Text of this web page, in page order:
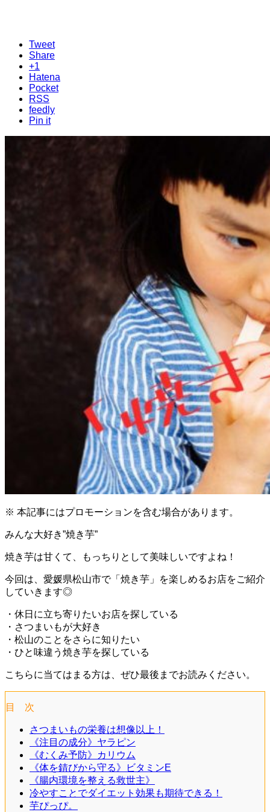
Tweet
Share
+1
Hatena
Pocket
RSS
feedly
Pin it
※ 本記事にはプロモーションを含む場合があります。
みんな大好き”焼き芋”
焼き芋は甘くて、もっちりとして美味しいですよね！
今回は、愛媛県松山市で「焼き芋」を楽しめるお店をご紹介
していきます◎
・休日に立ち寄りたいお店を探している
・さつまいもが大好き
・松山のことをさらに知りたい
・ひと味違う焼き芋を探している
こちらに当てはまる方は、ぜひ最後までお読みください。
目 次
さつまいもの栄養は想像以上！
《注目の成分》ヤラピン
《むくみ予防》カリウム
《体を錆びから守る》ビタミンE
《腸内環境を整える救世主》
冷やすことでダイエット効果も期待できる！
芋ぴっぴ。